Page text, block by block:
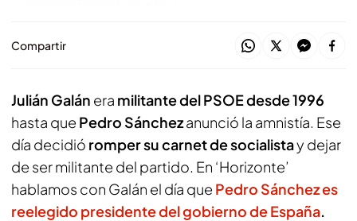
Compartir
Julián Galán era militante del PSOE desde 1996
hasta que Pedro Sánchezanunció la amnistía. Ese
día decidió romper su carnet de socialistay dejar
de ser militante del partido. En ‘Horizonte’
hablamos con Galán el día que Pedro Sánchez es
reelegido presidente del gobierno de España.